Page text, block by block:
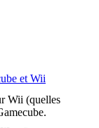
et Wii
Wii (quelles